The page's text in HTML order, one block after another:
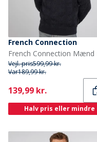
French Connection
Vejl. pris599,99 kr.
Var189,99 kr.
Current
139,99 kr.
Halv pris eller mindre